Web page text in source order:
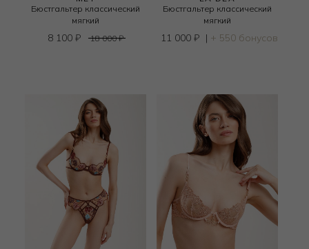
Бюстгальтер классический
мягкий
8 100 ₽ 18 000₽
Бюстгальтер классический
мягкий
11 000 ₽ | + 550 бонусов